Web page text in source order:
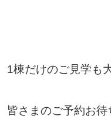
1棟だけのご見学も
皆さまのご予約お